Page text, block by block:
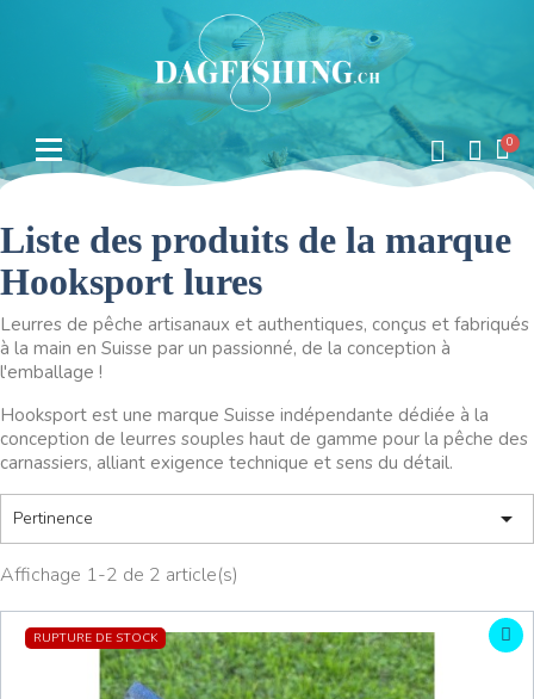
Liste des produits de la marque
Hooksport lures
Leurres de pêche artisanaux et authentiques, conçus et fabriqués
à la main en Suisse par un passionné, de la conception à
l'emballage !
Hooksport est une marque Suisse indépendante dédiée à la
conception de leurres souples haut de gamme pour la pêche des
carnassiers, alliant exigence technique et sens du détail.
Pertinence 
Affichage 1-2 de 2 article(s)
RUPTURE DE STOCK